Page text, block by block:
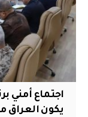
اجتماع أمني
يكون العراق